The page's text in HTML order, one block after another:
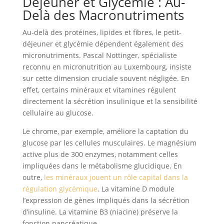
Delà des Macronutriments
Au-delà des protéines, lipides et fibres, le petit-
déjeuner et glycémie dépendent également des
micronutriments. Pascal Nottinger, spécialiste
reconnu en micronutrition au Luxembourg, insiste
sur cette dimension cruciale souvent négligée. En
effet, certains minéraux et vitamines régulent
directement la sécrétion insulinique et la sensibilité
cellulaire au glucose.
Le chrome, par exemple, améliore la captation du
glucose par les cellules musculaires. Le magnésium
active plus de 300 enzymes, notamment celles
impliquées dans le métabolisme glucidique. En
outre, les minéraux jouent un rôle capital dans la
régulation glycémique. La vitamine D module
l’expression de gènes impliqués dans la sécrétion
d’insuline. La vitamine B3 (niacine) préserve la